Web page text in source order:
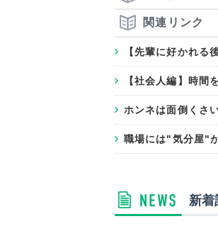
関連リンク
【先輩に好かれる
【社会人編】時
ホンネは面倒くさ
職場には"気分屋"
新着